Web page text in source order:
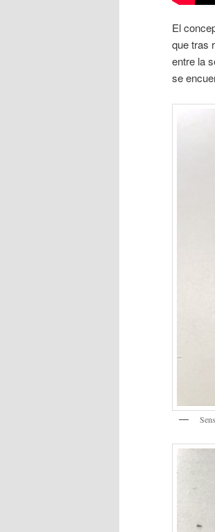
El
que tras
entre la
se